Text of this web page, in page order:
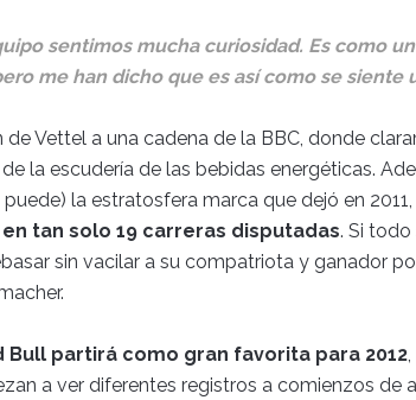
sentimos mucha curiosidad. Es como
me han dicho que es así como se siente
de Vettel a una cadena de la BBC, donde
la escudería de las bebidas energéticas.
la estratosfera marca que dejó en
tan solo 19 carreras disputadas. Si todo
sin vacilar a su compatriota y ganador
Bull partirá como gran favorita para 2012
a ver diferentes registros a comienzos de